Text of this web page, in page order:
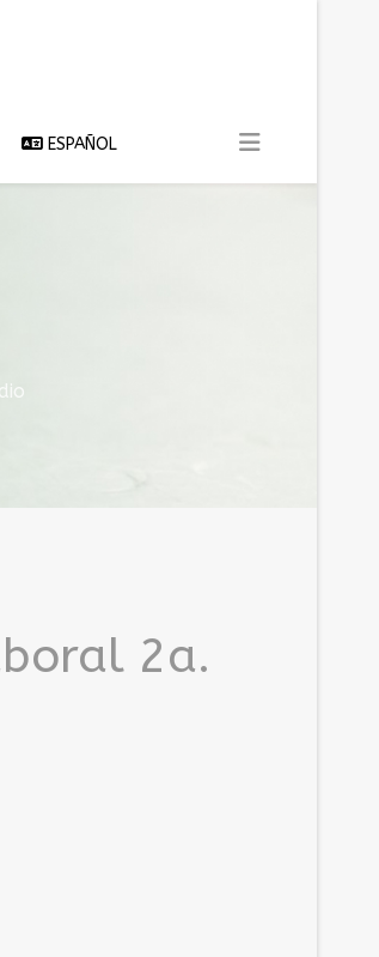
ESPAÑOL
2a.